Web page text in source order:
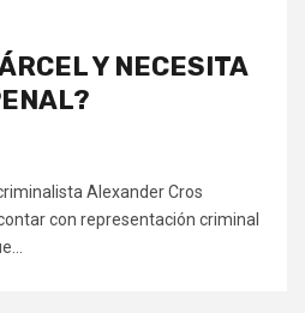
Y NECESITA
Alexander Cros
con representación criminal